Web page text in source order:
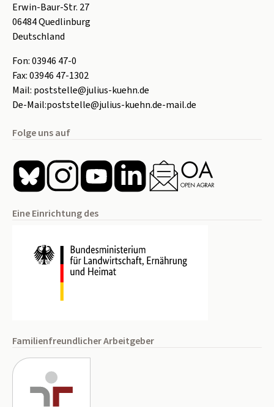
Erwin-Baur-Str. 27
06484Quedlinburg
Deutschland
Fon:03946 47-0
Fax:03946 47-1302
Mail: poststelle@julius-kuehn.de
De-Mail:poststelle@julius-kuehn.de-mail.de
Folge uns auf
Eine Einrichtung des
Familienfreundlicher Arbeitgeber